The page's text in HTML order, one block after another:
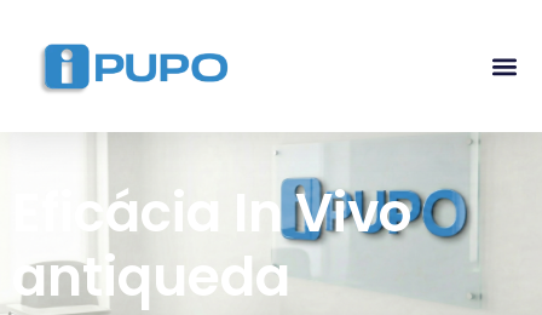
Eficácia In Vivo
antiqueda